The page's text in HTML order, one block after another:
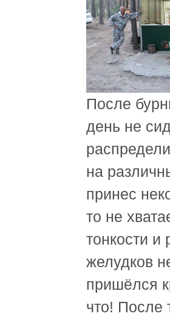
После
день не
на
принес
то не
тонкости
желудков
пришёлся
что! После